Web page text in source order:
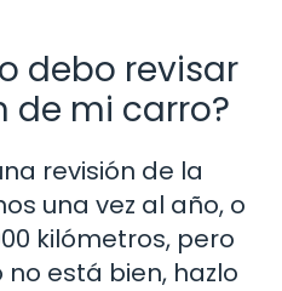
debo revisar
de mi carro?
revisión de la
una vez al año, o
kilómetros, pero
está bien, hazlo